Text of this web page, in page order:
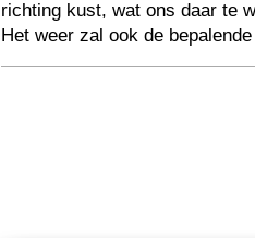
richting kust, wat ons daar te
Het weer zal ook de